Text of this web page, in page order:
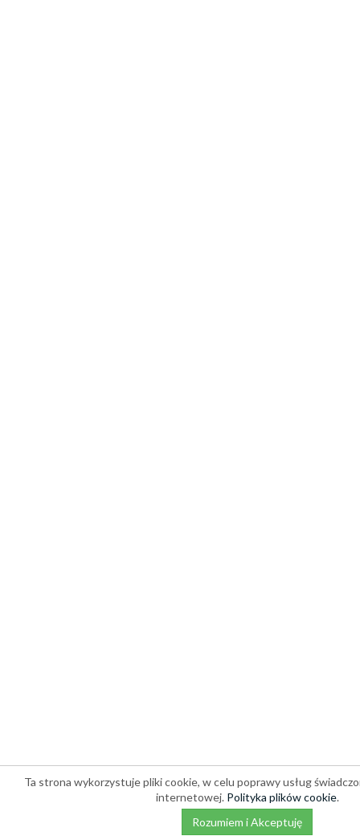
Ta strona wykorzystuje pliki cookie, w celu poprawy usług
internetowej. Polityka plików cookie.
Rozumiem i Akceptuję